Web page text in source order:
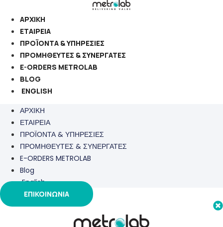
στο
περιεχόμενο
ΑΡΧΙΚΗ
ΕΤΑΙΡΕΙΑ
ΠΡΟΪΟΝΤΑ & ΥΠΗΡΕΣΙΕΣ
ΠΡΟΜΗΘΕΥΤΕΣ & ΣΥΝΕΡΓΑΤΕΣ
E-ORDERS METROLAB
BLOG
ENGLISH
ΑΡΧΙΚΗ
ΕΤΑΙΡΕΙΑ
ΠΡΟΪΟΝΤΑ & ΥΠΗΡΕΣΙΕΣ
ΠΡΟΜΗΘΕΥΤΕΣ & ΣΥΝΕΡΓΑΤΕΣ
E-ORDERS METROLAB
Blog
English
ΕΠΙΚΟΙΝΩΝΙΑ